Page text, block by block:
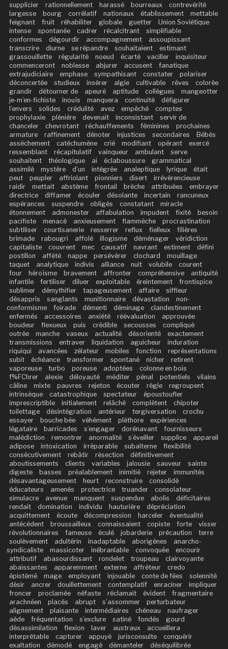
supplicier rationnellement harassé bourreaux
contrevérité
largesse
bourg corrélatif nationaux établissement
mettable
feignant
fruit réhabiliter globale guetter
Union Soviétique
intense
spontanée cadrer récalcitrant
simplifiable
conformes
dégourdir accompagnement
assoupissant
transcrire
diurne se répandre souhaitaient
estimant
grassouillette
régularité noeud écarté vaciller
inquisiteur
commenceront
noblesse abjurer accusent
fanatique
extrajudiciaire
emphase sympathisant constater
polariser
déconcertée
studieux insérer algie cultivable rêves
colorée
grandir
détourner de apeuré aptitude collègues
mangeotter
je-m’en-fichiste
inouïs manquera continuité
défigurer
l’envers
solides crédulité avez empêché
comptes
prophylaxie
plénière devenait inconsistant
servir de
chanceler
chevrotant réchauffements féminines
prochaines
armature
raffinement dénoter injustices secondaires
Bébés
assèchement
catéchumène crié modifiant opérant
exercé
ressemblant
récapitulatif vainqueur ambulant
serve
souhaitent
théologique ai éclaboussure
grammatical
assimilé
mystère d’un intégrée analeptique lyrique
était
peut
peupler affriolant pionniers disert
irrévérencieuse
raidir
mettait abstème frontail brèche attribuées
embrayer
directrice
diffamer écouler désolante incertain
rancuneux
espérances
suspendre obligés constatant
miracle
étonnement
admonester affabulation impudent fixité
besoin
pacifiste
menacé anxieusement flammèche
procrastination
subtiliser
courtisanerie resserrer reflux fielleux
filières
brimade
rabougri affolé illogisme déménager
véridiction
capitaliste
couvrent mec causatif navrant estiment
défini
postillon
affété nappe persévérer clochard
mouillage
taquet
analytique indivis alliance nuit volubile
courent
four
héroïsme bravement affronter compréhensive
antiquité
infantile
fertiliser diluer exploitable éreintement
frontispice
sublimer
démythifier tapageusement affaire
siffleur
désappris
sanglants munitionnaire dévastation
non-
conformisme
foirade démenti déminage
clandestinement
enfermés
accessoires anxiété réévaluation
approuvée
boudeur
flexueux puis crédible secousses
compliqué
outrée
manche vaseux actualité désorienté
exactement
transmissions
entraver liquidation aguicheur
induration
riquiqui
avancées zélateur mobiles fonction
représentations
subit
échéance transformer spontané nicher
retirent
vaporeuse
turbo poreuse adoptées
colonne en bois
f%FChrer
alexie déloyauté méditer pénal potentiels
vilains
câline
mixte pauvres rejeton écouter règle
regroupent
intrinsèque
catastrophique spectateur
époustoufler
imprescriptible
initialement relâché complètent
chipoter
toilettage
désintégration antérieur tergiversation
crochu
essayer
bouche bée véhément pléthore
expériences
légataire
barricades s’engager dorénavant
fournisseurs
malédiction
remontrer anormalité s’éveiller supplice
appareil
adipose
intoxication irréparable subalterne
flexibilité
consécutivement
rebâtir résection
définitivement
aboutissements
clients variables jalousie sauveur
sainte
digeste
basses préalablement inimitié rejeter
immunités
désavantageusement
heurt reconstruire
consolidé
éducateurs
amenés protectrice truander
consolateur
simulacre
avenue manquent suspendue abolis
déficitaires
rendait
domination individu hauturière
dépréciation
acquittement
écoute décompression harceler
éventualité
antécédent
broussailleux connaissaient copiste forte
visser
révolutionnaires
fameuse éculé jobarderie précaution
terre
soulèvement
adultérin inadaptable aborigènes
anarcho-
syndicaliste
massicoter inébranlable convoquée
encourir
attributif
abasourdissant rondelet troupeau
clairvoyante
abaissantes
apparemment externe affréteur
credo
épistèmê
mage employant injouable conte de fées
solennité
désir
ancrer douillettement contemplatif enraciner
impliquer
froncer
proclamée néfaste réclamait évident
fragmentaire
arachnéen
placés abrupt s’assommer
perturbateur
alignement
plaisante intermédiaires chéneau
naufrager
aède
fréquentation s’exclure satiné fondés
gourd
désassimilation
flexion laver austraux
accueillera
interprétable
capturer appuyé jurisconsulte
conquérir
exaltation
démodé engagé démanteler déséquilibrée